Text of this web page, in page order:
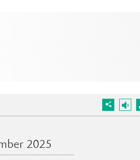
2025